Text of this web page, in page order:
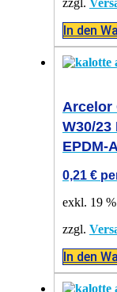
zzgl.
In den
Arcelor
W30/
EPDM-
0,21 €
exkl. 19
zzgl.
In den